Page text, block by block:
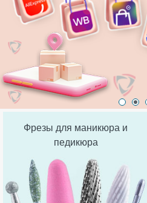
Фрезы для маникюра и
педикюра